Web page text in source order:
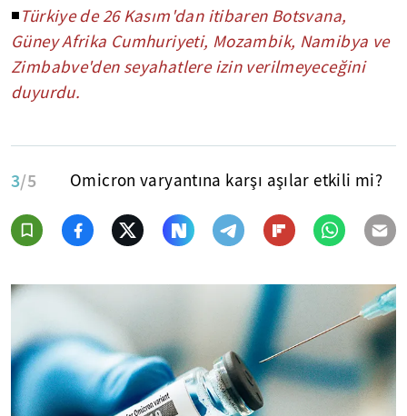
◾Türkiye de 26 Kasım'dan itibaren Botsvana,
Güney Afrika Cumhuriyeti, Mozambik, Namibya ve
Zimbabve'den seyahatlere izin verilmeyeceğini
duyurdu.
3/5 Omicron varyantına karşı aşılar etkili mi?